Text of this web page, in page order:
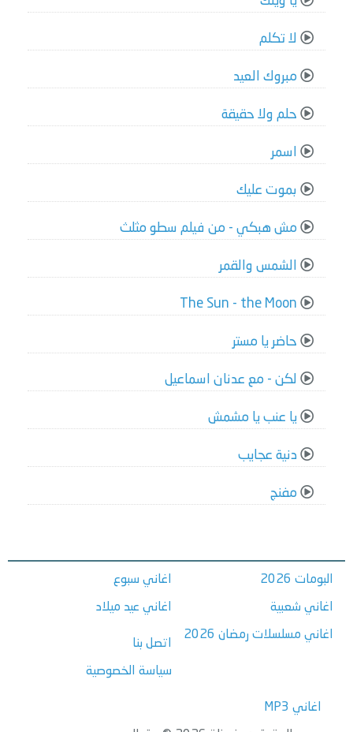
لا تكلم
مبروك العيد
حلم ولا حقيقة
اسمر
بموت عليك
مش هبكي - من فيلم سطو مثلث
الشمس والقمر
The Sun - the Moon
حاضر يا مستر
لكن - مع عدنان اسماعيل
يا عنب يا مشمش
دنية عجايب
مفنج
البومات 2026
اغاني شعبية
اغاني مسلسلات رمضان 2026
اغاني سبوع
اغاني عيد ميلاد
اتصل بنا
سياسة الخصوصية
اغاني MP3